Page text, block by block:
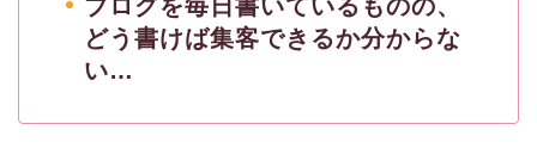
ブログを毎日書いているものの、
どう書けば集客できるか分からな
い…